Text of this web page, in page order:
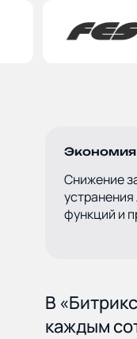
Экономия
Снижение
функций и
В
каждым